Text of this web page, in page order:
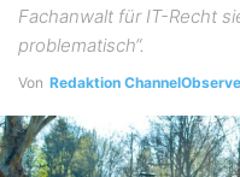
Fachanwalt für IT-Recht
problematisch“.
Von Redaktion